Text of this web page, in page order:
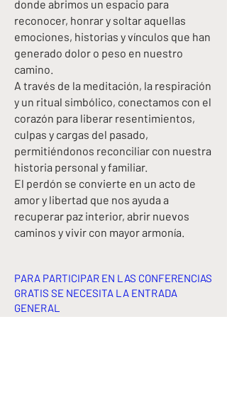
donde abrimos un espacio para
reconocer, honrar y soltar aquellas
emociones, historias y vínculos que han
generado dolor o peso en nuestro
camino.
A través de la meditación, la respiración
y un ritual simbólico, conectamos con el
corazón para liberar resentimientos,
culpas y cargas del pasado,
permitiéndonos reconciliar con nuestra
historia personal y familiar.
El perdón se convierte en un acto de
amor y libertad que nos ayuda a
recuperar paz interior, abrir nuevos
caminos y vivir con mayor armonía.
PARA PARTICIPAR EN LAS CONFERENCIAS
GRATIS SE NECESITA LA ENTRADA
GENERAL